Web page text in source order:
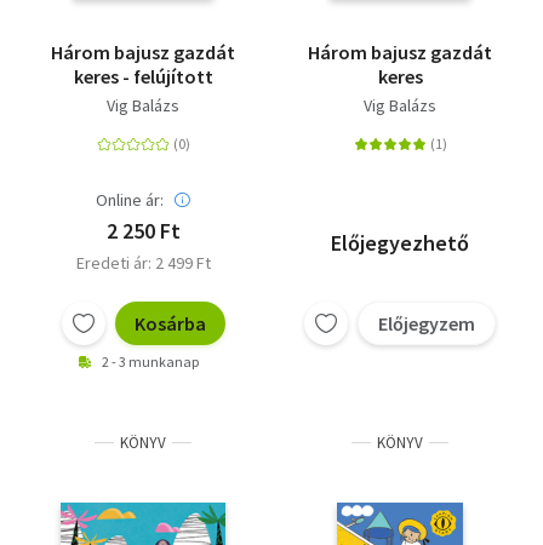
Három bajusz gazdát
keres - felújított
Vig Balázs
Online ár:
2 250 Ft
Eredeti ár: 2 499 Ft
Kosárba
2 - 3 munkanap
Három bajusz gazdát
keres
Vig Balázs
Előjegyezhető
Előjegyzem
KÖNYV KÖNYV